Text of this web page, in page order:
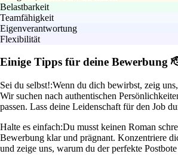
Belastbarkeit
Teamfähigkeit
Eigenverantwortung
Flexibilität
Einige Tipps für deine Bewerbung
Sei du selbst!:Wenn du dich bewirbst, zeig
Wir suchen nach authentischen
passen. Lass deine Leidenschaft für den Job
Halte es einfach:Du musst keinen Roman
Bewerbung klar und prägnant. Konzentriere
und zeige uns, warum du der perfekte